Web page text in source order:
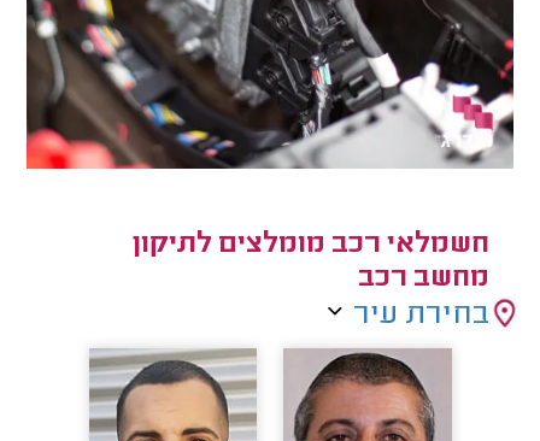
חשמלאי רכב מומלצים לתיקון
מחשב רכב
בחירת עיר